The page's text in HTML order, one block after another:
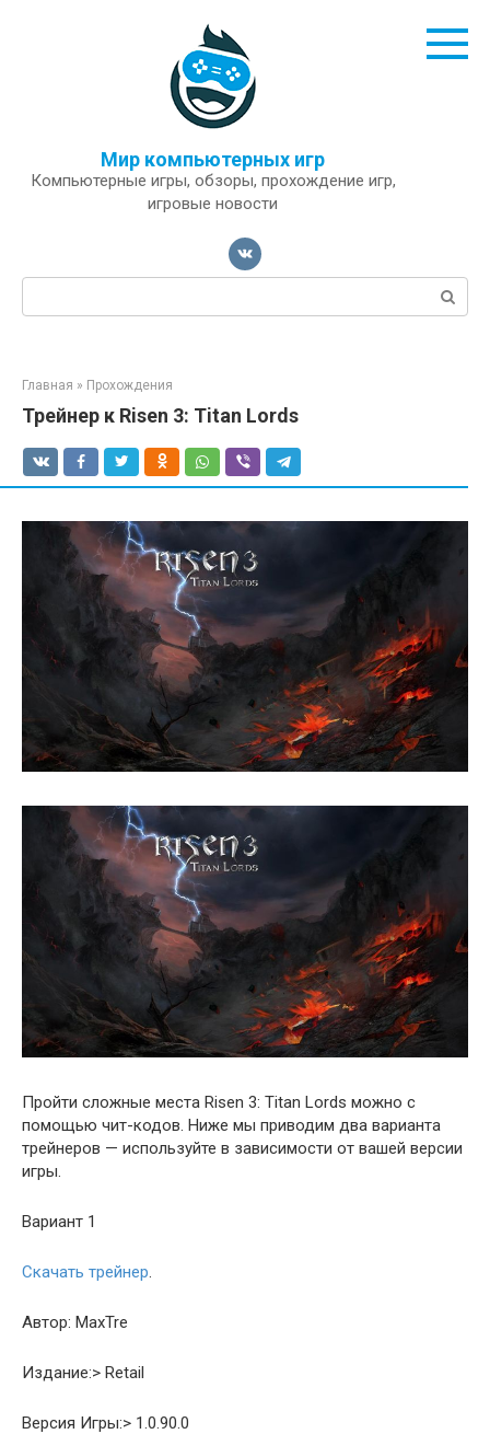
Мир компьютерных игр
Компьютерные игры, обзоры, прохождение игр,
игровые новости
Поиск:
Главная » Прохождения
Трейнер к Risen 3: Titan Lords
Пройти сложные места Risen 3: Titan Lords можно с
помощью чит-кодов. Ниже мы приводим два варианта
трейнеров — используйте в зависимости от вашей версии
игры.
Вариант 1
Скачать трейнер.
Автор: MaxTre
Издание:> Retail
Версия Игры:> 1.0.90.0